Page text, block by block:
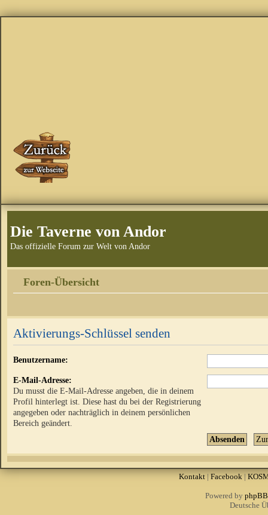
Die Taverne von Andor
Das offizielle Forum zur Welt von Andor
Foren-Übersicht
Aktivierungs-Schlüssel senden
Benutzername:
E-Mail-Adresse:
Du musst die E-Mail-Adresse angeben, die in deinem
Profil hinterlegt ist. Diese hast du bei der Registrierung
angegeben oder nachträglich in deinem persönlichen
Bereich geändert.
Kontakt| Facebook |
Powered by phpBB
Deutsche